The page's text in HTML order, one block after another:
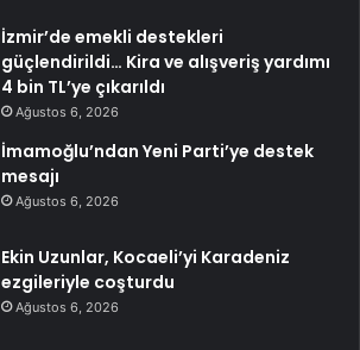
İzmir’de emekli destekleri
güçlendirildi… Kira ve alışveriş yardımı
4 bin TL’ye çıkarıldı
Ağustos 6, 2026
İmamoğlu’ndan Yeni Parti’ye destek
mesajı
Ağustos 6, 2026
Ekin Uzunlar, Kocaeli’yi Karadeniz
ezgileriyle coşturdu
Ağustos 6, 2026